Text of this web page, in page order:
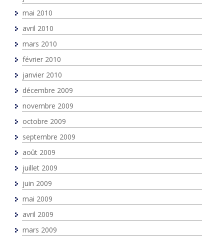
mai 2010
avril 2010
mars 2010
février 2010
janvier 2010
décembre 2009
novembre 2009
octobre 2009
septembre 2009
août 2009
juillet 2009
juin 2009
mai 2009
avril 2009
mars 2009